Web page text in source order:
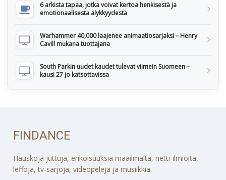
6 arkista tapaa, jotka voivat kertoa henkisestä ja
emotionaalisesta älykkyydestä
Warhammer 40,000 laajenee animaatiosarjaksi – Henry
Cavill mukana tuottajana
South Parkin uudet kaudet tulevat viimein Suomeen –
kausi 27 jo katsottavissa
FINDANCE
Hauskoja juttuja, erikoisuuksia maailmalta, netti-ilmiöitä,
leffoja, tv-sarjoja, videopelejä ja musiikkia.